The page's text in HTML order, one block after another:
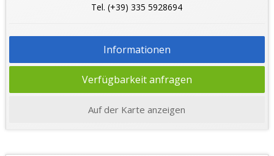
Tel. (+39) 335 5928694
Informationen
Verfügbarkeit anfragen
Auf der Karte anzeigen